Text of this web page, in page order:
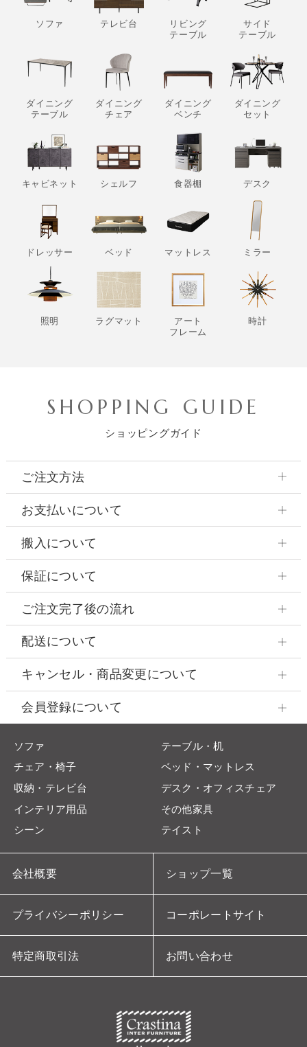
ソファ テレビ台
リビング
テーブル
サイド
テーブル
ダイニング
テーブル
ダイニング
チェア
ダイニング
ベンチ
ダイニング
セット
キャビネット シェルフ 食器棚 デスク
ドレッサー ベッド マットレス ミラー
照明 ラグマット
アート
フレーム
時計
SHOPPING GUIDE
ショッピングガイド
ご注文方法
お支払いについて
搬入について
保証について
ご注文完了後の流れ
配送について
キャンセル・商品変更について
会員登録について
会社概要 ショップ一覧
プライバシーポリシー コーポレートサイト
特定商取引法 お問い合わせ
ソファ
テーブル・机
チェア・椅子
ベッド・マットレス
収納・テレビ台
デスク・オフィスチェア
インテリア用品
その他家具
シーン
テイスト